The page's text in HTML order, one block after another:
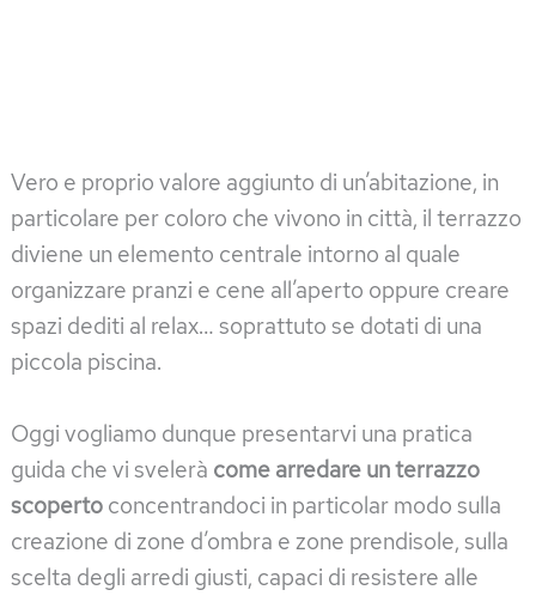
Vero e proprio valore aggiunto di un’abitazione, in
particolare per coloro che vivono in città, il terrazzo
diviene un elemento centrale intorno al quale
organizzare pranzi e cene all’aperto oppure creare
spazi dediti al relax… soprattuto se dotati di una
piccola piscina.
Oggi vogliamo dunque presentarvi una pratica
guida che vi svelerà come arredare un terrazzo
scoperto concentrandoci in particolar modo sulla
creazione di zone d’ombra e zone prendisole, sulla
scelta degli arredi giusti, capaci di resistere alle